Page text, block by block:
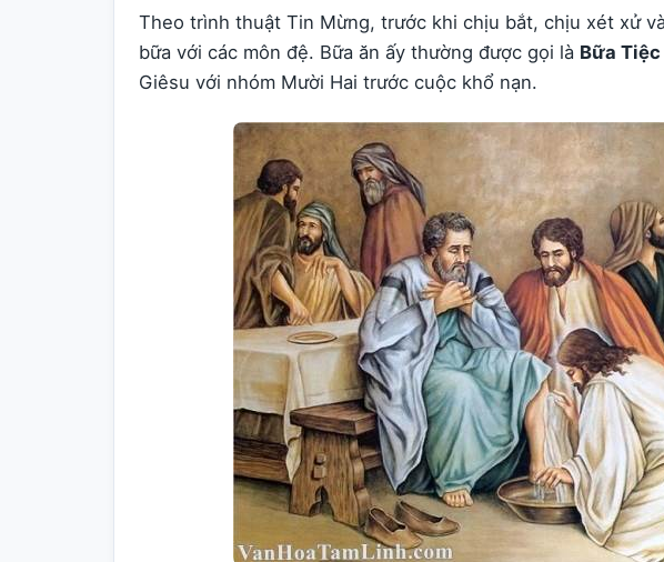
Theo trình thuật Tin Mừng, trước khi chịu bắt, chịu xét xử
bữa với các môn đệ. Bữa ăn ấy thường được gọi là Bữa Tiệc
Giêsu với nhóm Mười Hai trước cuộc khổ nạn.